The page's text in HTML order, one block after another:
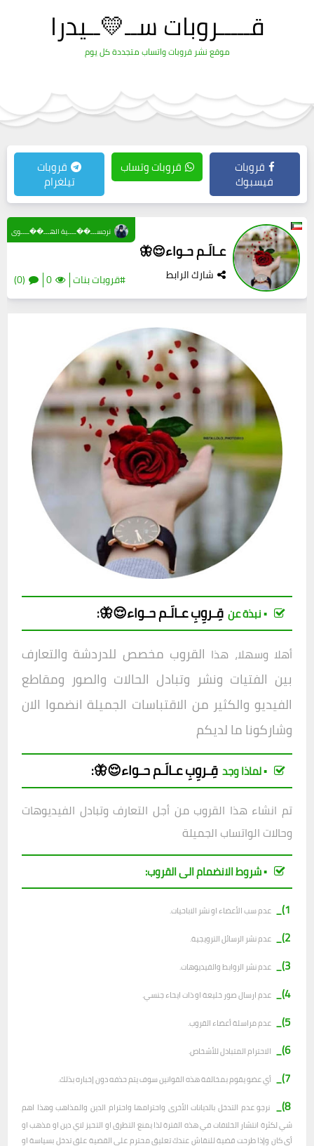
قـــــروبات ســ💛ــيدرا
موقع نشر قروبات واتساب متجددة كل يوم
قروبات
فيسبوك
قروبات وتساب قروبات
تيلغرام
عـالَـم حـواء😌🦋
شارك الرابط #قروبات بنات 0
(0)
نرجســـ��ــــية الهـــ��ــــوى
▪︎ نبذة عن قِـروِبِعـالَـم حـواء😌🦋:
أهلا وسهلا، هذا القروب مخصص للدردشة والتعارف
بين الفتيات ونشر وتبادل الحالات والصور ومقاطع
الفيديو والكثير من الاقتباسات الجميلة انضموا الان
وشاركونا ما لديكم
▪︎ لماذا وجد قِـروِبِعـالَـم حـواء😌🦋:
تم انشاء هذا القروب من أجل التعارف وتبادل الفيديوهات
وحالات الواتساب الجميلة
▪︎ شروط الانضمام الى القروب:
1)_
عدم سب الأعضاء او نشر الاباحيات.
2)_ عدم نشر الرسائل الترويجية.
3)_ عدم نشر الروابط والفيديوهات.
4)_ عدم ارسال صور خليعة او ذات ايحاء جنسي.
5)_ عدم مراسلة أعضاء القروب.
6)_ الاحترام المتبادل للأشخاص.
7)_ أي عضو يقوم بمخالفة هذه القوانين سوف يتم حذفه دون إخباره بذلك.
8)_
نرجو عدم التدخل بالديانات الأخرى واحترامها واحترام الدين والمذاهب وهذا اهم
شي لكثرة انتشار الخلافات في هذه الفترة لذا يمنع التطرق او التحيز لاي دين او مذهب او
أي كان وإذا طرحت قضية للنقاش عندك تعليق محترم على القضية علق تدخل بسياسة او